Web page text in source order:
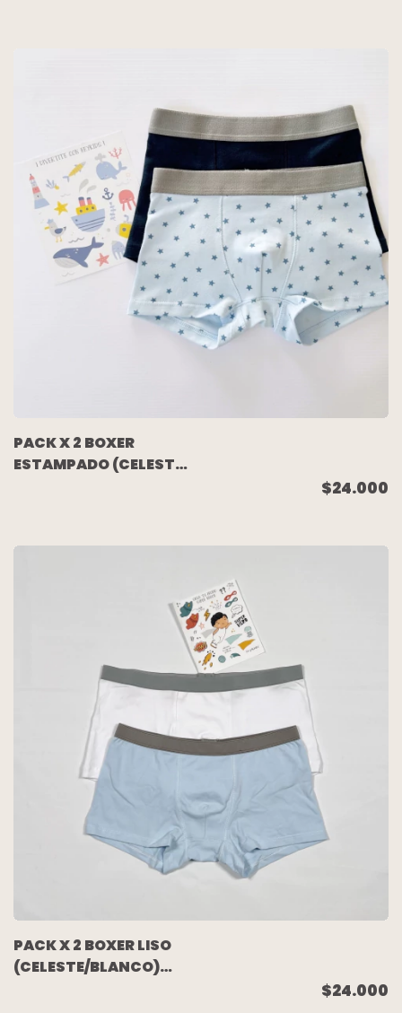
PACK X 2 BOXER
ESTAMPADO (CELESTE
$24.000
PACK X 2 BOXER LISO
(CELESTE/BLANCO)
$24.000